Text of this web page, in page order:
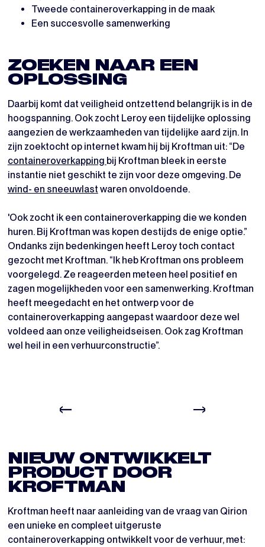
Tweede containeroverkapping in de maak
Een succesvolle samenwerking
ZOEKEN NAAR EEN
OPLOSSING
Daarbij komt dat veiligheid ontzettend belangrijk is in de
hoogspanning. Ook zocht Leroy een tijdelijke oplossing
aangezien de werkzaamheden van tijdelijke aard zijn. In
zijn zoektocht op internet kwam hij bij Kroftman uit: “De
containeroverkapping bij Kroftman bleek in eerste
instantie niet geschikt te zijn voor deze omgeving. De
wind- en sneeuwlast waren onvoldoende.
'Ook zocht ik een containeroverkapping die we konden
huren. Bij Kroftman was kopen destijds de enige optie.”
Ondanks zijn bedenkingen heeft Leroy toch contact
gezocht met Kroftman. “Ik heb Kroftman ons probleem
voorgelegd. Ze reageerden meteen heel positief en
zagen mogelijkheden voor een samenwerking. Kroftman
heeft meegedacht en het ontwerp voor de
containeroverkapping aangepast waardoor deze wel
voldeed aan onze veiligheidseisen. Ook zag Kroftman
wel heil in een verhuurconstructie”.
NIEUW ONTWIKKELT
PRODUCT DOOR
KROFTMAN
Kroftman heeft naar aanleiding van de vraag van Qirion
een unieke en compleet uitgeruste
containeroverkapping ontwikkelt voor de verhuur, met: